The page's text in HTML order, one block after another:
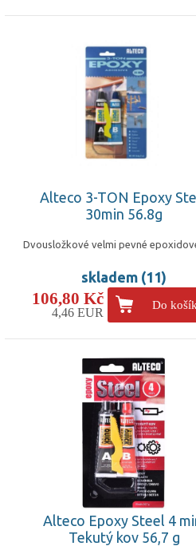
Alteco 3-TON Epoxy
30min 56.8g
Dvousložkové velmi pevné
skladem (11)
106,80 Kč
4,46 EUR
Do
Alteco Epoxy Steel 4
Tekutý kov 56,7 g